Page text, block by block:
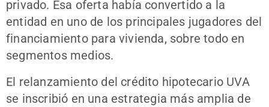
privado. Esa oferta había convertido a la
entidad en uno de los principales jugadores del
financiamiento para vivienda, sobre todo en
segmentos medios.
El relanzamiento del crédito hipotecario UVA
se inscribió en una estrategia más amplia de